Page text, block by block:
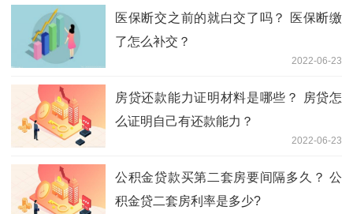
医保断交之前的就白交了吗？ 医保断缴
了怎么补交？
2022-06-23
房贷还款能力证明材料是哪些？ 房贷怎
么证明自己有还款能力？
2022-06-23
公积金贷款买第二套房要间隔多久？ 公
积金贷二套房利率是多少?